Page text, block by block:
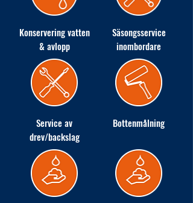
Konservering vatten
& avlopp
Säsongsservice
inombordare
Service av
drev/backslag
Bottenmålning